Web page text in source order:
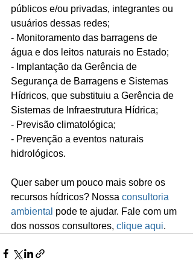
públicos e/ou privadas, integrantes ou
usuários dessas redes;
- Monitoramento das barragens de
água e dos leitos naturais no Estado;
- Implantação da Gerência de
Segurança de Barragens e Sistemas
Hídricos, que substituiu a Gerência de
Sistemas de Infraestrutura Hídrica;
- Previsão climatológica;
- Prevenção a eventos naturais
hidrológicos.
Quer saber um pouco mais sobre os
recursos hídricos? Nossa consultoria
ambiental pode te ajudar. Fale com um
dos nossos consultores, clique aqui.